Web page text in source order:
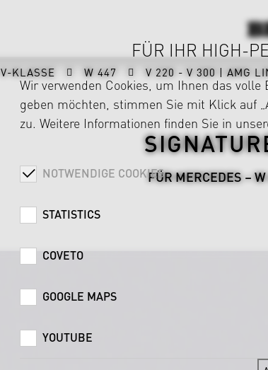
V-KLASSE W 447 V 220 - V 300 | AMG
FÜR MERCEDES –
FÜR IHR HIGH-
Wir verwenden Cookies, um Ihnen das
geben möchten, stimmen Sie mit Klick auf
zu. Weitere Informationen finden Sie in
NOTWENDIGE COOKIES
STATISTICS
COVETO
GOOGLE MAPS
YOUTUBE